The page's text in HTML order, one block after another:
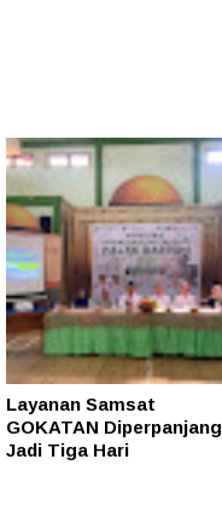
Layanan Samsat
GOKATAN Diperpanjang
Jadi Tiga Hari